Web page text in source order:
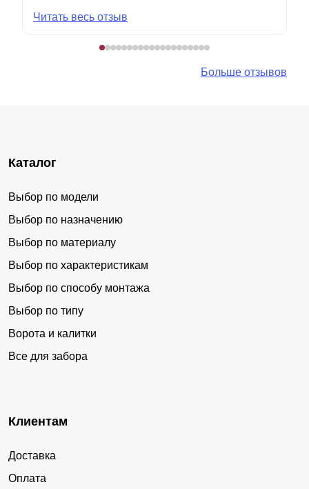
Читать весь отзыв
Больше отзывов
Каталог
Выбор по модели
Выбор по назначению
Выбор по материалу
Выбор по характеристикам
Выбор по способу монтажа
Выбор по типу
Ворота и калитки
Все для забора
Клиентам
Доставка
Оплата